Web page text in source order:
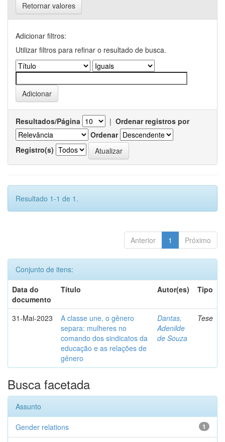
Retornar valores
Adicionar filtros:
Utilizar filtros para refinar o resultado de busca.
Resultados/Página | Ordenar registros por
Ordenar
Registro(s)
Resultado 1-1 de 1.
Anterior 1 Próximo
Conjunto de itens:
Data do
documento
Título Autor(es) Tipo
31-Mai-2023
A classe une, o gênero
separa: mulheres no
comando dos sindicatos da
educação e as relações de
gênero
Dantas,
Adenilde
de Souza
Tese
Busca facetada
Assunto
1
Gender relations